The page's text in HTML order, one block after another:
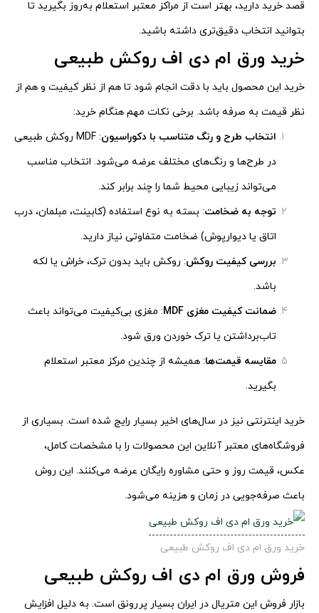
قصد خرید دارید، بهتر است از مراکز معتبر استعلام به‌روز بگیرید تا
بتوانید انتخاب دقیق‌تری داشته باشید.
خرید ورق ام دی اف روکش طبیعی
خرید این محصول باید با دقت انجام شود تا هم از نظر کیفیت و هم از
نظر قیمت به صرفه باشد. برخی نکات مهم هنگام خرید:
انتخاب طرح و رنگ متناسب با دکوراسیون
: MDF روکش طبیعی
در طرح‌ها و رنگ‌های مختلف عرضه می‌شود. انتخاب مناسب
می‌تواند زیبایی محیط شما را چند برابر کند.
توجه به ضخامت: بسته به نوع استفاده (کابینت، مبلمان، درب
اتاق یا دیوارپوش) ضخامت متفاوتی نیاز دارید.
بررسی کیفیت روکش: روکش باید بدون ترک، خراش یا لکه
باشد.
ضمانت کیفیت مغزی
: مغزی بی‌کیفیت می‌تواند باعث
تاب‌برداشتن یا ترک خوردن ورق شود.
مقایسه قیمت‌ها: همیشه از چندین مرکز معتبر استعلام
بگیرید.
خرید اینترنتی نیز در سال‌های اخیر بسیار رایج شده است. بسیاری از
فروشگاه‌های معتبر آنلاین این محصولات را با مشخصات کامل،
عکس، قیمت روز و حتی مشاوره رایگان عرضه می‌کنند. این روش
باعث صرفه‌جویی در زمان و هزینه می‌شود.
خرید ورق ام دی اف روکش طبیعی
فروش ورق ام دی اف روکش طبیعی
بازار فروش این متریال در ایران بسیار پررونق است. به دلیل افزایش